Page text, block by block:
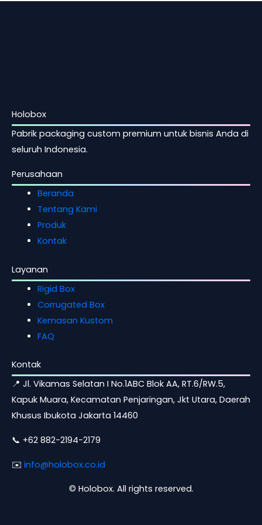
Holobox
Pabrik packaging custom premium untuk bisnis Anda di
seluruh Indonesia.
Perusahaan
Beranda
Tentang Kami
Produk
Kontak
Layanan
Rigid Box
Corrugated Box
Kemasan Kustom
FAQ
Kontak
📍 Jl. Vikamas Selatan I No.1ABC Blok AA, RT.6/RW.5,
Kapuk Muara, Kecamatan Penjaringan, Jkt Utara, Daerah
Khusus Ibukota Jakarta 14460
📞 +62 882-2194-2179
✉️ info@holobox.co.id
© Holobox. All rights reserved.